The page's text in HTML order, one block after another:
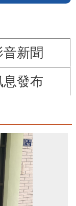
音新聞
息發布